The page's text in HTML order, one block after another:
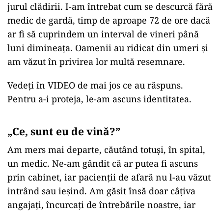
jurul clădirii. I-am întrebat cum se descurcă fără
medic de gardă, timp de aproape 72 de ore dacă
ar fi să cuprindem un interval de vineri până
luni dimineața. Oamenii au ridicat din umeri și
am văzut în privirea lor multă resemnare.
Vedeți în VIDEO de mai jos ce au răspuns.
Pentru a-i proteja, le-am ascuns identitatea.
„Ce, sunt eu de vină?”
Am mers mai departe, căutând totuși, în spital,
un medic. Ne-am gândit că ar putea fi ascuns
prin cabinet, iar pacienții de afară nu l-au văzut
intrând sau ieșind. Am găsit însă doar câțiva
angajați, încurcați de întrebările noastre, iar